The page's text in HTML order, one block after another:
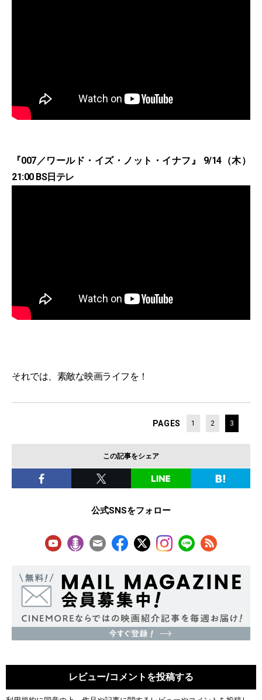
『007／ワールド・イズ・ノット・イナフ』 9/14（木）
21:00 BS日テレ
それでは、素敵な映画ライフを！
PAGES 1 2 3
この記事をシェア
公式SNSをフォロー
レビュー/コメントを投稿する